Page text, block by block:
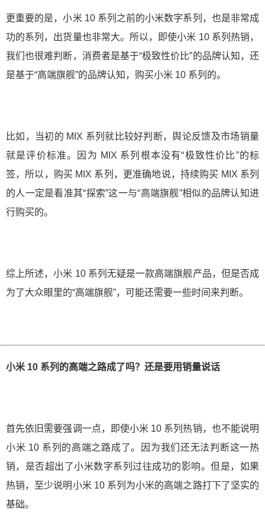
更重要的是，小米 10 系列之前的小米数字系列，也是非常成
功的系列，出货量也非常大。所以，即使小米 10 系列热销，
我们也很难判断，消费者是基于“极致性价比”的品牌认知，还
是基于“高端旗舰”的品牌认知，购买小米 10 系列的。
比如，当初的 MIX 系列就比较好判断，舆论反馈及市场销量
就是评价标准。因为 MIX 系列根本没有“极致性价比”的标
签，所以，购买 MIX 系列，更准确地说，持续购买 MIX 系列
的人一定是看准其“探索”这一与“高端旗舰”相似的品牌认知进
行购买的。
综上所述，小米 10 系列无疑是一款高端旗舰产品，但是否成
为了大众眼里的“高端旗舰”，可能还需要一些时间来判断。
小米 10 系列的高端之路成了吗？还是要用销量说话
首先依旧需要强调一点，即使小米 10 系列热销，也不能说明
小米 10 系列的高端之路成了。因为我们还无法判断这一热
销，是否超出了小米数字系列过往成功的影响。但是，如果
热销，至少说明小米 10 系列为小米的高端之路打下了坚实的
基础。